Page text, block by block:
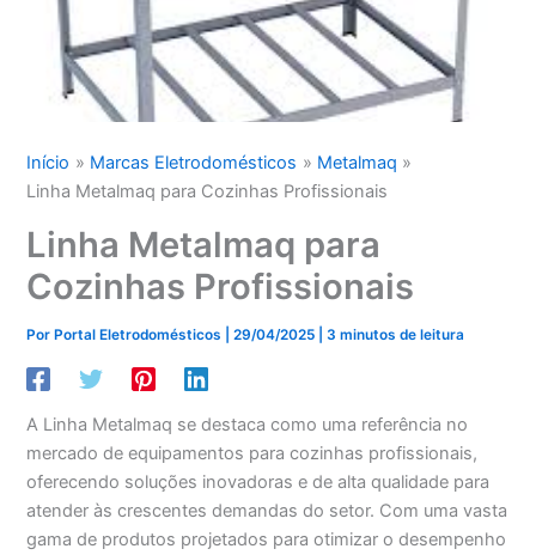
Início Marcas Eletrodomésticos
Metalmaq
Linha Metalmaq para Cozinhas Profissionais
Linha Metalmaq para
Cozinhas Profissionais
Por Portal Eletrodomésticos |29/04/2025 |3 minutos de leitura
A Linha Metalmaq se destaca como uma referência no
mercado de equipamentos para cozinhas profissionais,
oferecendo soluções inovadoras e de alta qualidade para
atender às crescentes demandas do setor. Com uma vasta
gama de produtos projetados para otimizar o desempenho